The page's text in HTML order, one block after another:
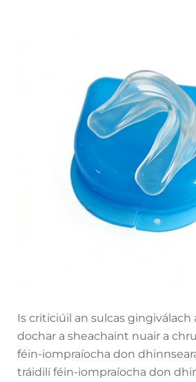
Is criticiúil an sulcas
dochar a sheachaint nuair a
féin-iompraíocha don
tráidilí féin-iompraíocha don